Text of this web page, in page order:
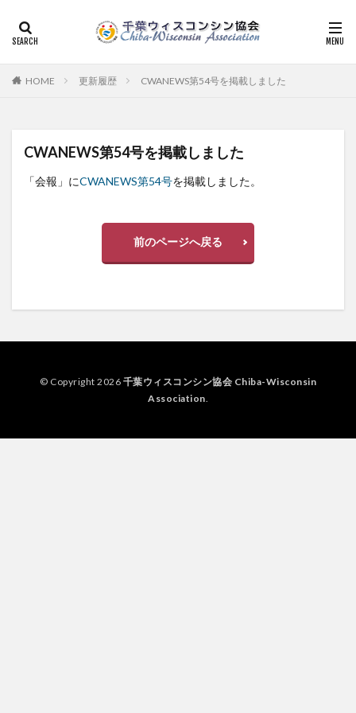
HOME 更新履歴 CWANEWS第54号を掲載しました
CWANEWS第54号を掲載しました
「会報」にCWANEWS第54号を掲載しました。
前のページへ戻る
© Copyright 2026 千葉ウィスコンシン協会 Chiba-Wisconsin
Association.